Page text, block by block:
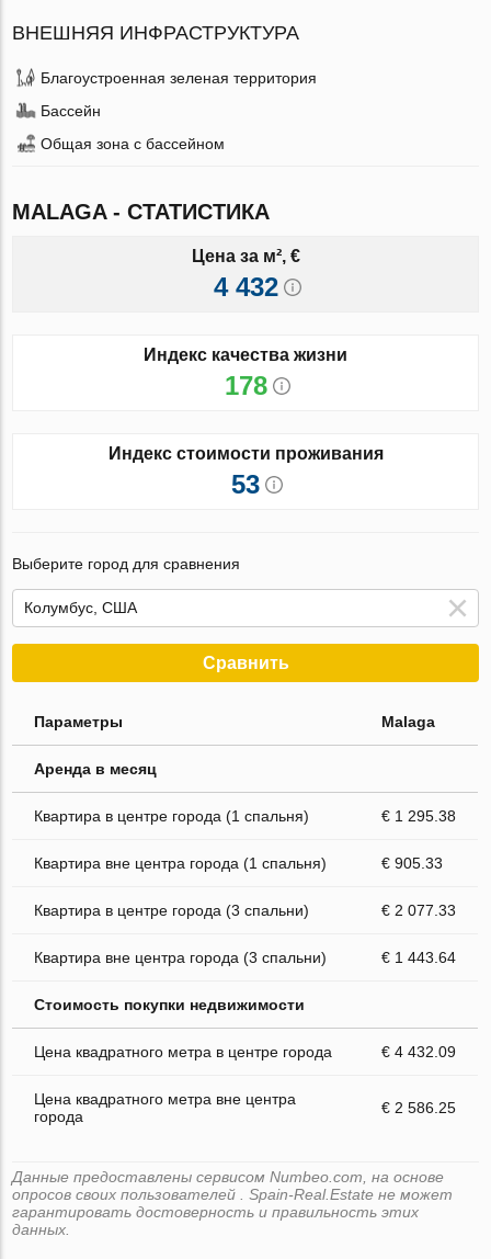
ВНЕШНЯЯ ИНФРАСТРУКТУРА
Благоустроенная зеленая территория
Бассейн
Общая зона с бассейном
MALAGA - СТАТИСТИКА
Цена за м², €
4 432
Индекс качества жизни
178
Индекс стоимости проживания
53
Выберите город для сравнения
Сравнить
Параметры Malaga
Аренда в месяц
Квартира в центре города (1 спальня) € 1 295.38
Квартира вне центра города (1 спальня) € 905.33
Квартира в центре города (3 спальни) € 2 077.33
Квартира вне центра города (3 спальни) € 1 443.64
Стоимость покупки недвижимости
Цена квадратного метра в центре города € 4 432.09
Цена квадратного метра вне центра
города
€ 2 586.25
Данные предоставлены сервисом Numbeo.com, на основе
опросов своих пользователей . Spain-Real.Estate не может
гарантировать достоверность и правильность этих
данных.